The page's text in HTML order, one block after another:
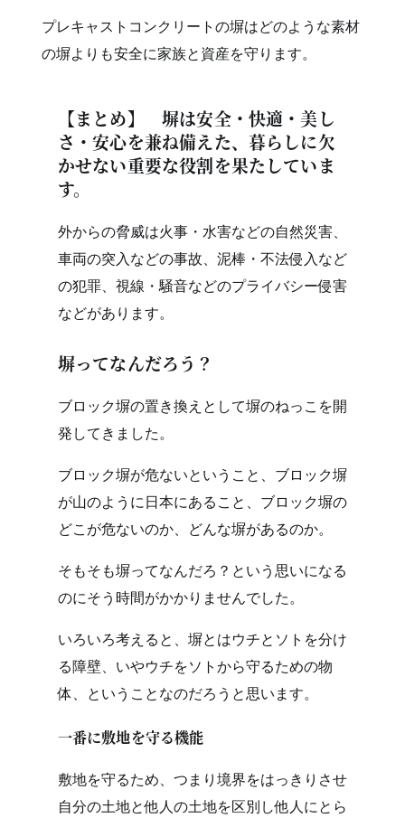
プレキャストコンクリートの塀はどのような素材
の塀よりも安全に家族と資産を守ります。
【まとめ】 塀は安全・快適・美し
さ・安心を兼ね備えた、暮らしに欠
かせない重要な役割を果たしていま
す。
外からの脅威は火事・水害などの自然災害、
車両の突入などの事故、泥棒・不法侵入など
の犯罪、視線・騒音などのプライバシー侵害
などがあります。
塀ってなんだろう？
ブロック塀の置き換えとして塀のねっこを開
発してきました。
ブロック塀が危ないということ、ブロック塀
が山のように日本にあること、ブロック塀の
どこが危ないのか、どんな塀があるのか。
そもそも塀ってなんだろ？という思いになる
のにそう時間がかかりませんでした。
いろいろ考えると、塀とはウチとソトを分け
る障壁、いやウチをソトから守るための物
体、ということなのだろうと思います。
一番に敷地を守る機能
敷地を守るため、つまり境界をはっきりさせ
自分の土地と他人の土地を区別し他人にとら